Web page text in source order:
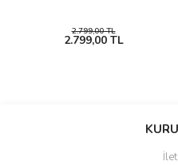
2.799,00 TL
2.799,00 TL